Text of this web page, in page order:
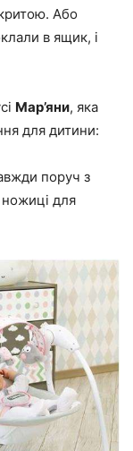
Або
в ящик, і
Мар’яни, яка
для дитини:
поруч з
для